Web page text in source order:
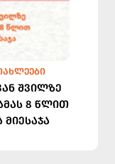
შვილზე
8 წლით